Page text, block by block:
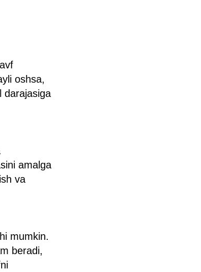
oshsa,
darajasiga
amalga
va
mumkin.
beradi,